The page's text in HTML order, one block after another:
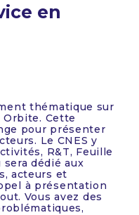
en
thématique sur
Cette
pour présenter
Le CNES y
R&T, Feuille
dédié aux
acteurs et
à présentation
Vous avez des